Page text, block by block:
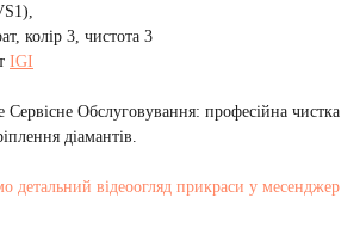
колір 3, чистота 3
IGI
Сервісне Обслуговування: професійна чистка
діамантів.
детальний відеоогляд прикраси у месенджер